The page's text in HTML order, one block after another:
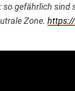
so gefährlich sind
Zone.